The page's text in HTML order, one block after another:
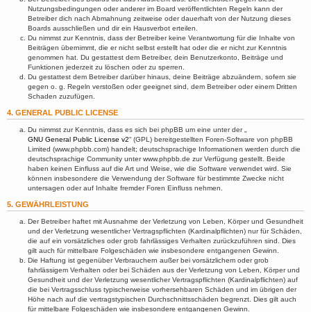
Nutzungsbedingungen oder anderer im Board veröffentlichten Regeln kann der
Betreiber dich nach Abmahnung zeitweise oder dauerhaft von der Nutzung dieses
Boards ausschließen und dir ein Hausverbot erteilen.
Du nimmst zur Kenntnis, dass der Betreiber keine Verantwortung für die Inhalte von
Beiträgen übernimmt, die er nicht selbst erstellt hat oder die er nicht zur Kenntnis
genommen hat. Du gestattest dem Betreiber, dein Benutzerkonto, Beiträge und
Funktionen jederzeit zu löschen oder zu sperren.
Du gestattest dem Betreiber darüber hinaus, deine Beiträge abzuändern, sofern sie
gegen o. g. Regeln verstoßen oder geeignet sind, dem Betreiber oder einem Dritten
Schaden zuzufügen.
4. GENERAL PUBLIC LICENSE
Du nimmst zur Kenntnis, dass es sich bei phpBB um eine unter der „
GNU General Public License v2“ (GPL) bereitgestellten Foren-Software von phpBB
Limited (www.phpbb.com) handelt; deutschsprachige Informationen werden durch die
deutschsprachige Community unter www.phpbb.de zur Verfügung gestellt. Beide
haben keinen Einfluss auf die Art und Weise, wie die Software verwendet wird. Sie
können insbesondere die Verwendung der Software für bestimmte Zwecke nicht
untersagen oder auf Inhalte fremder Foren Einfluss nehmen.
5. GEWÄHRLEISTUNG
Der Betreiber haftet mit Ausnahme der Verletzung von Leben, Körper und Gesundheit
und der Verletzung wesentlicher Vertragspflichten (Kardinalpflichten) nur für Schäden,
die auf ein vorsätzliches oder grob fahrlässiges Verhalten zurückzuführen sind. Dies
gilt auch für mittelbare Folgeschäden wie insbesondere entgangenen Gewinn.
Die Haftung ist gegenüber Verbrauchern außer bei vorsätzlichem oder grob
fahrlässigem Verhalten oder bei Schäden aus der Verletzung von Leben, Körper und
Gesundheit und der Verletzung wesentlicher Vertragspflichten (Kardinalpflichten) auf
die bei Vertragsschluss typischerweise vorhersehbaren Schäden und im übrigen der
Höhe nach auf die vertragstypischen Durchschnittsschäden begrenzt. Dies gilt auch
für mittelbare Folgeschäden wie insbesondere entgangenen Gewinn.